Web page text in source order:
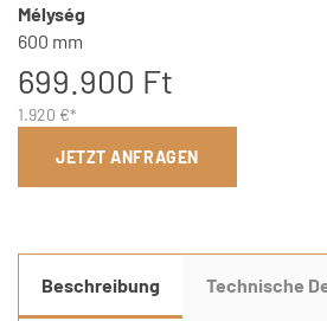
Mélység
600 mm
699.900 Ft
1.920 €*
JETZT ANFRAGEN
Beschreibung Technische